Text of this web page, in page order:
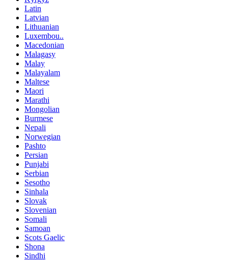
Latin
Latvian
Lithuanian
Luxembou..
Macedonian
Malagasy
Malay
Malayalam
Maltese
Maori
Marathi
Mongolian
Burmese
Nepali
Norwegian
Pashto
Persian
Punjabi
Serbian
Sesotho
Sinhala
Slovak
Slovenian
Somali
Samoan
Scots Gaelic
Shona
Sindhi